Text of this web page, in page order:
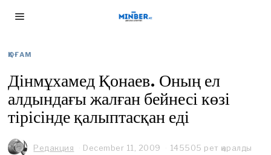
ҚОҒАМ
Дінмұхамед Қонаев. Оның ел
алдындағы жалған бейнесі көзі
тірісінде қалыптасқан еді
Редакция December 11, 2009
145505 рет қаралды